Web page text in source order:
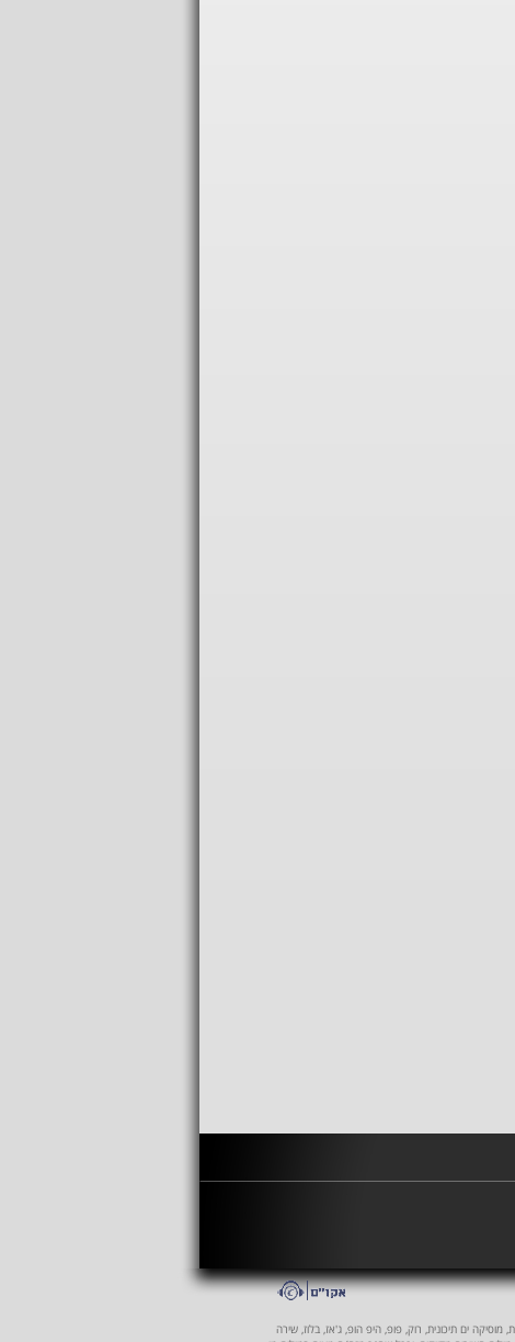
מוסיקה ים תיכונית, רוק, פופ, היפ הופ, ג'אז, בלוז, שירה